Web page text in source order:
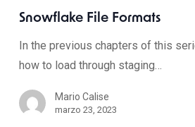
Snowflake File Formats
In the previous chapters of this
how to load through staging…
Mario Calise
marzo 23, 2023